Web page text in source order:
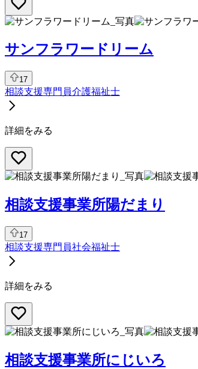
サンフラワードリーム
17
相談支援専門員介護福祉士
詳細をみる
相談支援事業所陽だまり
17
相談支援専門員社会福祉士
詳細をみる
相談支援事業所にじいろ